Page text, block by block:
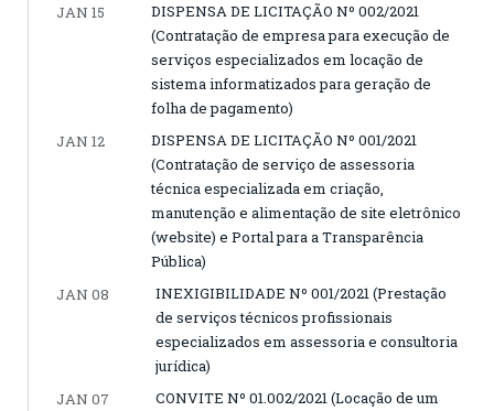
JAN 15
DISPENSA DE LICITAÇÃO Nº 002/2021
(Contratação de empresa para execução de
serviços especializados em locação de
sistema informatizados para geração de
folha de pagamento)
JAN 12
DISPENSA DE LICITAÇÃO Nº 001/2021
(Contratação de serviço de assessoria
técnica especializada em criação,
manutenção e alimentação de site eletrônico
(website) e Portal para a Transparência
Pública)
JAN 08
INEXIGIBILIDADE Nº 001/2021 (Prestação
de serviços técnicos profissionais
especializados em assessoria e consultoria
jurídica)
JAN 07
CONVITE Nº 01.002/2021 (Locação de um